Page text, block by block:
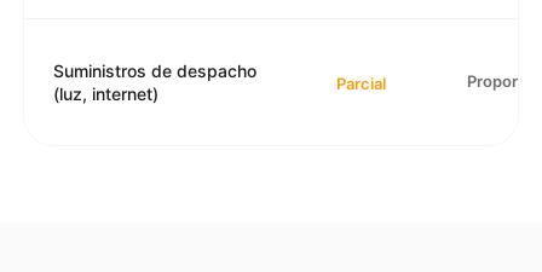
Suministros de despacho
(luz, internet)
Parcial